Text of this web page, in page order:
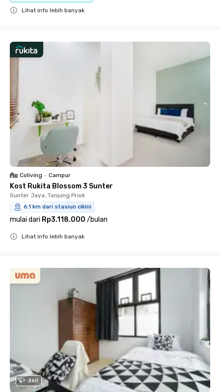
Lihat info lebih banyak
Coliving • Campur
Kost Rukita Blossom 3 Sunter
Sunter Jaya, Tanjung Priok
6.1 km dari stasiun cikini
mulai dari Rp3.118.000 /bulan
Lihat info lebih banyak
360